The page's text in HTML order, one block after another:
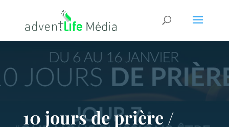
10 jours de prière /